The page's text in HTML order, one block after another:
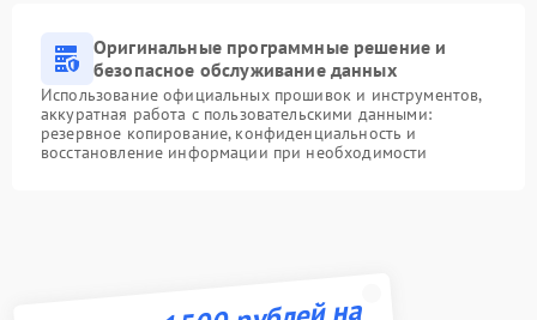
Оригинальные программные решение и
безопасное обслуживание данных
Использование официальных прошивок и инструментов,
аккуратная работа с пользовательскими данными:
резервное копирование, конфиденциальность и
восстановление информации при необходимости